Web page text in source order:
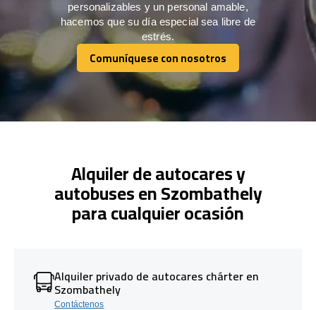
personalizables y un personal amable,
hacemos que su día especial sea libre de
estrés.
Comuníquese con nosotros
Comuníquese con nosotros
Alquiler de autocares y
autobuses en Szombathely
para cualquier ocasión
Alquiler privado de autocares chárter en
Szombathely
Contáctenos